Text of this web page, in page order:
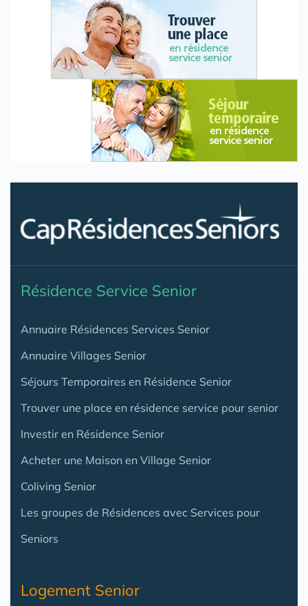
Résidence Service Senior
Annuaire Résidences Services Senior
Annuaire Villages Senior
Séjours Temporaires en Résidence Senior
Trouver une place en résidence service pour senior
Investir en Résidence Senior
Acheter une Maison en Village Senior
Coliving Senior
Les groupes de Résidences avec Services pour
Seniors
Logement Senior